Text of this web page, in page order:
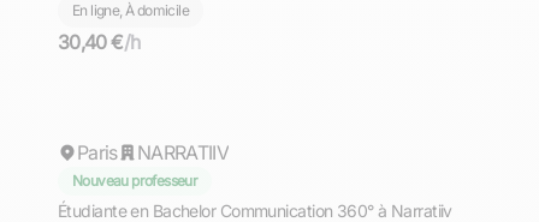
présentiel.
En ligne, À domicile
30,40 €/h
Paris NARRATIIV
Nouveau professeur
Étudiante en Bachelor Communication 360° à Narratiiv